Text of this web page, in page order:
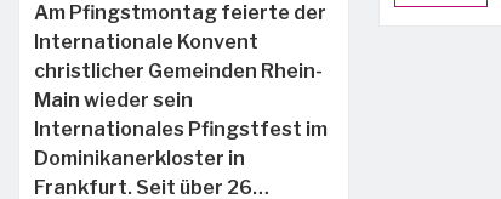
Am Pfingstmontag feierte der
Internationale Konvent
christlicher Gemeinden Rhein-
Main wieder sein
Internationales Pfingstfest im
Dominikanerkloster in
Frankfurt. Seit über 26…